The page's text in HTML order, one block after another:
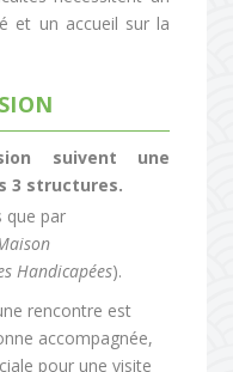
et un accueil sur la
suivent une
3 structures.
que par
Handicapées).
rencontre est
accompagnée,
pour une visite